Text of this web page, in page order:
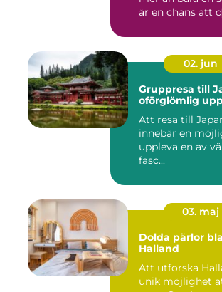
är en chans att
02. jun
Gruppresa till
oförglömlig
Att resa till
innebär en
uppleva en av
fasc...
03. maj
Dolda pärlor
Halland
Att utforska
unik möjlighet